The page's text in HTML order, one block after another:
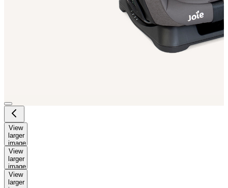
View
larger
image
View
larger
image
View
larger